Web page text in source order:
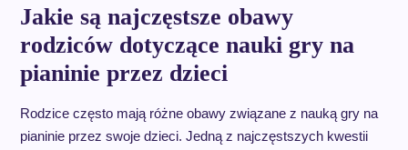
Jakie są najczęstsze obawy
rodziców dotyczące nauki gry na
pianinie przez dzieci
Rodzice często mają różne obawy związane z nauką gry na
pianinie przez swoje dzieci. Jedną z najczęstszych kwestii